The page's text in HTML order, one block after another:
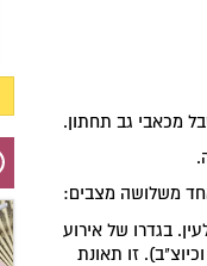
מכאבי גב תחתון.
משלושה מצבים:
בגדרו של אירוע
זו תאונת